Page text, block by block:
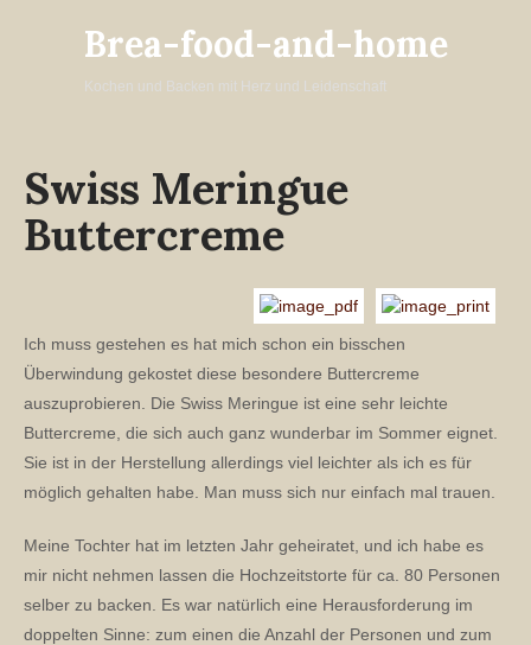
Brea-food-and-home
Kochen und Backen mit Herz und Leidenschaft
Swiss Meringue
Buttercreme
Ich muss gestehen es hat mich schon ein bisschen
Überwindung gekostet diese besondere Buttercreme
auszuprobieren. Die Swiss Meringue ist eine sehr leichte
Buttercreme, die sich auch ganz wunderbar im Sommer eignet.
Sie ist in der Herstellung allerdings viel leichter als ich es für
möglich gehalten habe. Man muss sich nur einfach mal trauen.
Meine Tochter hat im letzten Jahr geheiratet, und ich habe es
mir nicht nehmen lassen die Hochzeitstorte für ca. 80 Personen
selber zu backen. Es war natürlich eine Herausforderung im
doppelten Sinne: zum einen die Anzahl der Personen und zum